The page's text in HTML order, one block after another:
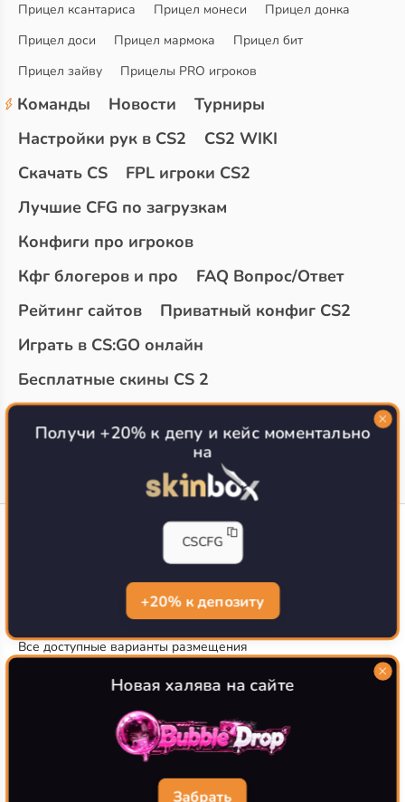
Прицел ксантариса
Прицел монеси
Прицел донка
Прицел доси
Прицел мармока
Прицел бит
Прицел зайву
Прицелы PRO игроков
Команды Новости
Турниры
Настройки рук в CS2
CS2 WIKI
Скачать CS
FPL игроки CS2
Лучшие CFG по загрузкам
Конфиги про игроков
Кфг блогеров и про
FAQ Вопрос/Ответ
Рейтинг сайтов
Приватный конфиг CS2
Играть в CS:GO онлайн
Бесплатные скины CS 2
CS-CONFIG.com © 2020-2026 г.
Политика конфиденциальности
РЕКЛАМА НА САЙТЕ
Все доступные варианты размещения
О CS-CONFIG.COM
CFG pro CS 2 - именно это мы и размещаем на нашем
проекте, иными словами мы предоставляем пользователям
конфиги про игроков кс2. Также вы сможете
самостоятельно поделиться своими настройками с другими
Получи +20% к депу и кейс моментально
на
CSCFG
+20% к депозиту
Новая халява на сайте
Забрать